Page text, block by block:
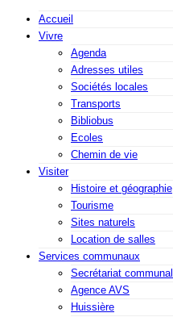
Accueil
Vivre
Agenda
Adresses utiles
Sociétés locales
Transports
Bibliobus
Ecoles
Chemin de vie
Visiter
Histoire et géographie
Tourisme
Sites naturels
Location de salles
Services communaux
Secrétariat communal
Agence AVS
Huissière